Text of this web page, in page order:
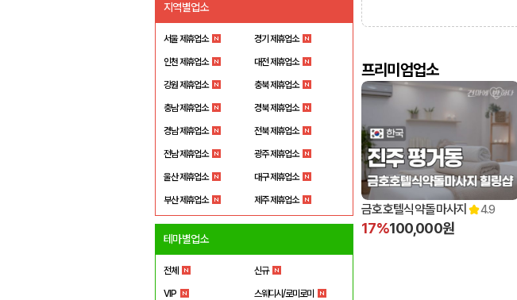
지역별업소
서울 제휴업소 경기 제휴업소
인천 제휴업소 대전 제휴업소
강원 제휴업소 충북 제휴업소
충남 제휴업소 경북 제휴업소
경남 제휴업소 전북 제휴업소
전남 제휴업소 광주 제휴업소
울산 제휴업소 대구 제휴업소
부산 제휴업소 제주 제휴업소
테마별업소
전체 신규
VIP 스웨디시/로미로미
프리미엄업소
금호호텔식약돌마사지 4.9
17%100,000원